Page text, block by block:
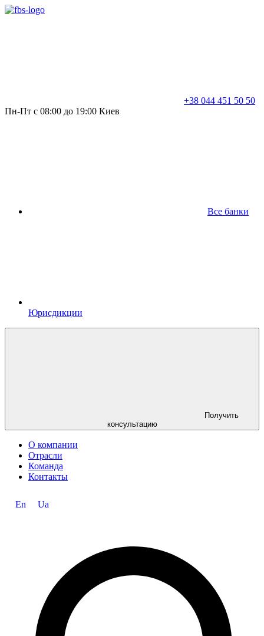
+38 044 451 50 50
Пн-Пт с 08:00 до 19:00 Киев
Все банки
Юрисдикции
Получить
консультацию
О компании
Отрасли
Команда
Контакты
En Ua